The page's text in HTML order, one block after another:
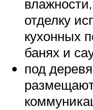
отделку
кухонных
банях и
под